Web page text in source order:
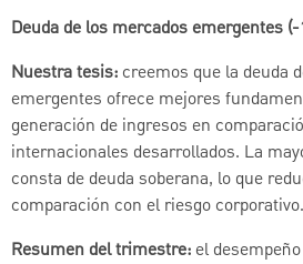
Deuda de los mercados emergentes (-
Nuestra tesis: creemos que la deuda
emergentes ofrece mejores
generación de ingresos en
internacionales desarrollados. La
consta de deuda soberana, lo que
comparación con el riesgo corporativo.
Resumen del trimestre:el